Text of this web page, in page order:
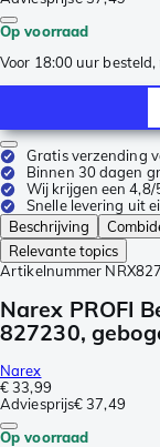
Op voorraad
Voor 18:00 uur
Gratis verzending
Binnen 30 dagen
Wij krijgen een
Snelle levering uit
Beschrijving
Relevante topics
Artikelnummer
Narex PROFI
827230,
Narex
€ 33,99
Adviesprijs€ 37,49
Op voorraad